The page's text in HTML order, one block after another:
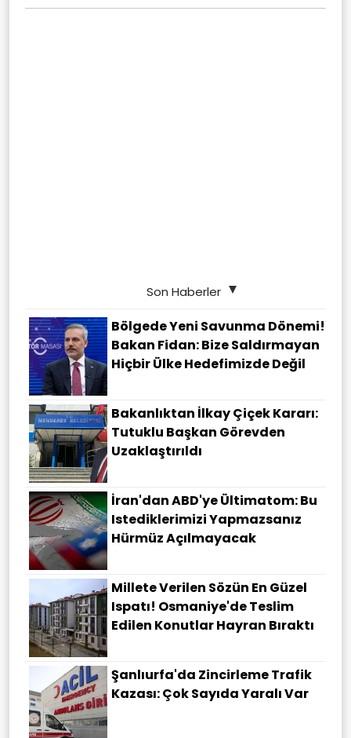
Son Haberler
Bölgede Yeni Savunma Dönemi!
Bakan Fidan: Bize Saldırmayan
Hiçbir Ülke Hedefimizde Değil
Bakanlıktan İlkay Çiçek Kararı:
Tutuklu Başkan Görevden
Uzaklaştırıldı
İran'dan ABD'ye Ültimatom: Bu
Istediklerimizi Yapmazsanız
Hürmüz Açılmayacak
Millete Verilen Sözün En Güzel
Ispatı! Osmaniye'de Teslim
Edilen Konutlar Hayran Bıraktı
Şanlıurfa'da Zincirleme Trafik
Kazası: Çok Sayıda Yaralı Var